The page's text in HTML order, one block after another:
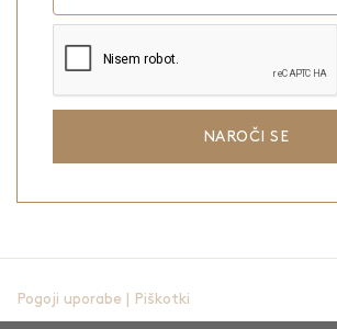
NAROČI SE
Pogoji uporabe Piškotki